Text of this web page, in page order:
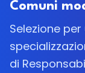
Comuni
Selezione
di